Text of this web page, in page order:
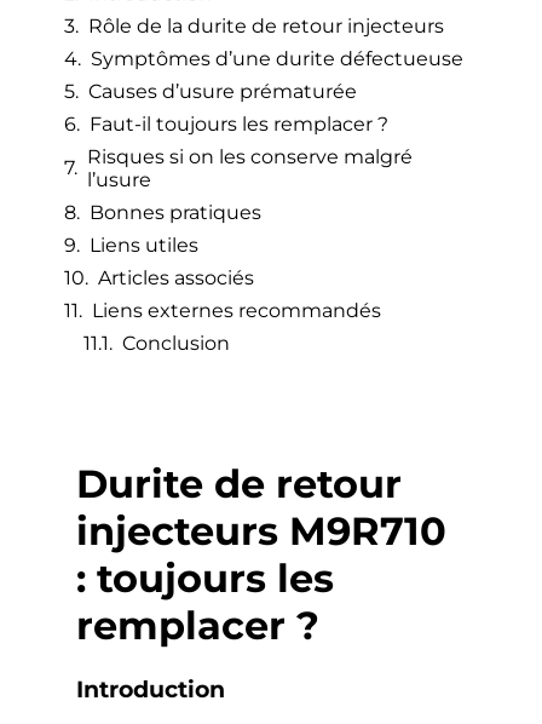
Rôle de la durite de retour injecteurs
Symptômes d’une durite défectueuse
Causes d’usure prématurée
Faut-il toujours les remplacer ?
Risques si on les conserve malgré
l’usure
Bonnes pratiques
Liens utiles
Articles associés
Liens externes recommandés
Conclusion
Durite de retour
injecteurs M9R710
: toujours les
remplacer ?
Introduction